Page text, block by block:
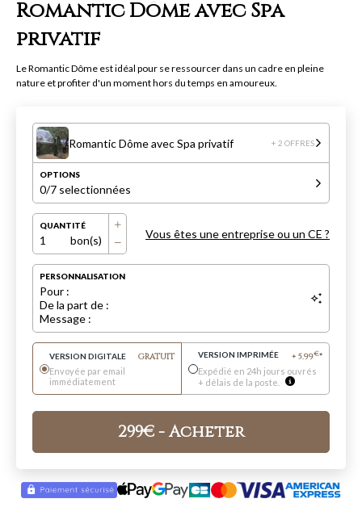
Romantic Dôme avec Spa
privatif
Le Romantic Dôme est idéal pour se ressourcer dans un cadre en pleine
nature et profiter d'un moment hors du temps en amoureux.
Romantic Dôme avec Spa privatif + 2 OFFRES
OPTIONS
0/7 selectionnées
QUANTITÉ
1 bon(s) Vous êtes une entreprise ou un CE ?
PERSONNALISATION
Pour :
De la part de :
Message :
VERSION DIGITALE GRATUIT
Envoyée par email
immédiatement
VERSION IMPRIMÉE + 5.99€*
Expédié en 24h jours ouvrés
+ délais de la poste.
299€- Acheter